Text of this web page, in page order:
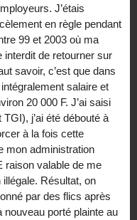
J’étais
en règle pendant
99 et 2003 où ma
interdit de retourner sur
savoir, c’est que dans
salaire et
20 000 F. J’ai saisi
j’ai été débouté à
à la fois cette
mon administration
raison valable de me
Résultat, on
par des flics après
nouveau porté plainte au